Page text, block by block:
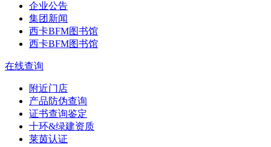
企业公告
集团新闻
西卡BFM图书馆
西卡BFM图书馆
在线查询
附近门店
产品防伪查询
证书查询鉴定
十环&绿建资质
莱茵认证